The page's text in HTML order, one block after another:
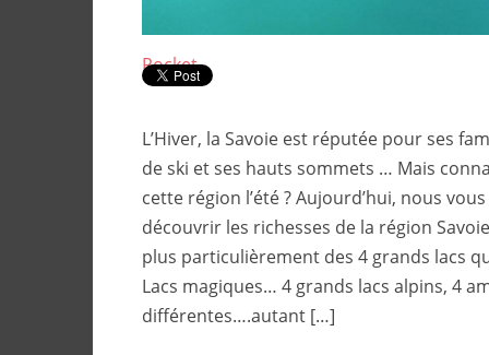
Pocket
L’Hiver, la Savoie est réputée pour ses
de ski et ses hauts sommets … Mais
cette région l’été ? Aujourd’hui, nous
découvrir les richesses de la région
plus particulièrement des 4 grands lacs
Lacs magiques… 4 grands lacs alpins, 4
différentes….autant […]